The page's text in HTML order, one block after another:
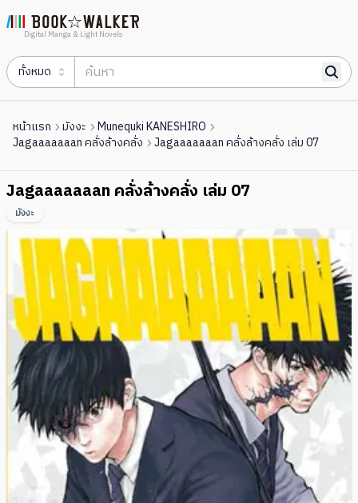
Digital Manga & Light Novels
ทั้งหมด
หน้าแรก มังงะ
Munequki KANESHIRO
Jagaaaaaaan คลั่งล้างคลั่ง
Jagaaaaaaan คลั่งล้างคลั่ง เล่ม 07
Jagaaaaaaan คลั่งล้างคลั่ง เล่ม 07
มังงะ